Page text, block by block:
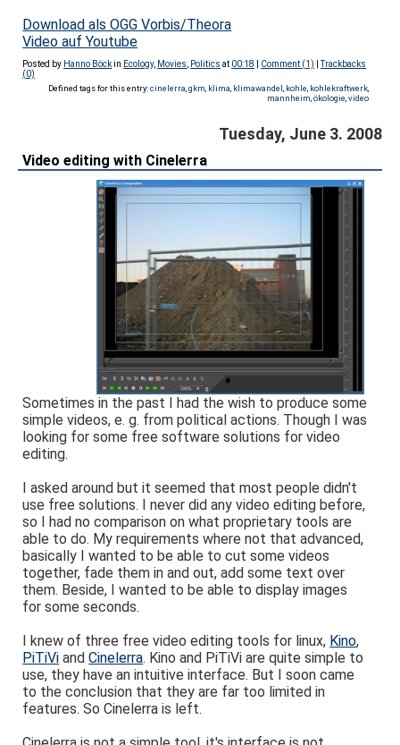
Download als OGG Vorbis/Theora
Video auf Youtube
Posted by Hanno Böckin Ecology, Movies Politics at 00:18 Comment (1) |Trackbacks
(0)
Defined tags for this entry:cinelerra gkm klima klimawandel kohle kohlekraftwerk,
mannheim ökologie video
Tuesday, June 3. 2008
Video editing with Cinelerra
Sometimes in the past I had the wish to produce some
simple videos, e. g. from political actions. Though I was
looking for some free software solutions for video
editing.
I asked around but it seemed that most people didn't
use free solutions. I never did any video editing before,
so I had no comparison on what proprietary tools are
able to do. My requirements where not that advanced,
basically I wanted to be able to cut some videos
together, fade them in and out, add some text over
them. Beside, I wanted to be able to display images
for some seconds.
I knew of three free video editing tools for linux, Kino,
PiTiVi andCinelerra. Kino and PiTiVi are quite simple to
use, they have an intuitive interface. But I soon came
to the conclusion that they are far too limited in
features. So Cinelerra is left.